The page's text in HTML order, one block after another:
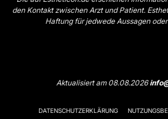
den Kontakt zwischen Arzt und Patient.
Haftung für jedwede Aussagen
Aktualisiert am 08.08.2026
DATENSCHUTZERKLÄRUNG